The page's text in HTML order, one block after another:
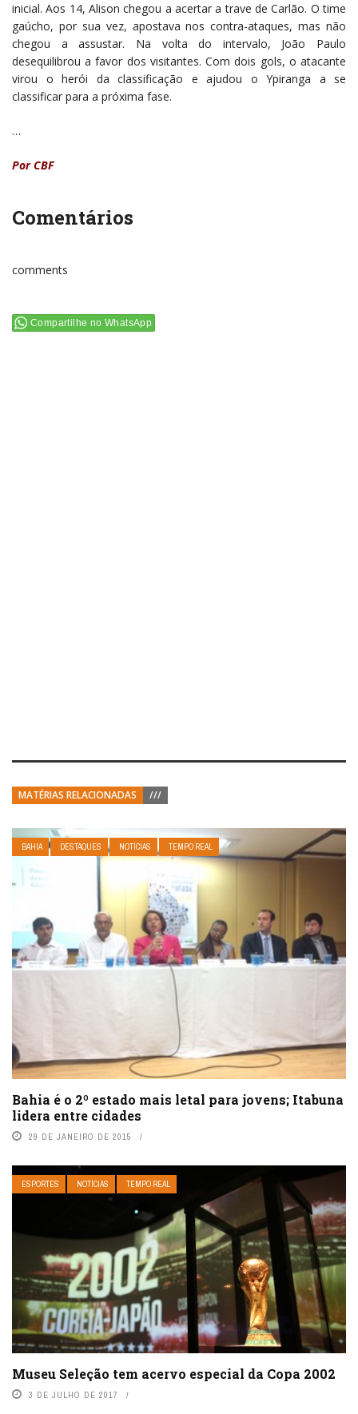
inicial. Aos 14, Alison chegou a acertar a trave de Carlão. O time
gaúcho, por sua vez, apostava nos contra-ataques, mas não
chegou a assustar. Na volta do intervalo, João Paulo
desequilibrou a favor dos visitantes. Com dois gols, o atacante
virou o herói da classificação e ajudou o Ypiranga a se
classificar para a próxima fase.
…
Por CBF
Comentários
comments
Compartilhe no WhatsApp
MATÉRIAS RELACIONADAS ///
BAHIA DESTAQUES NOTÍCIAS TEMPO REAL
Bahia é o 2º estado mais letal para jovens; Itabuna
lidera entre cidades
29 DE JANEIRO DE 2015
ESPORTES NOTÍCIAS TEMPO REAL
Museu Seleção tem acervo especial da Copa 2002
3 DE JULHO DE 2017